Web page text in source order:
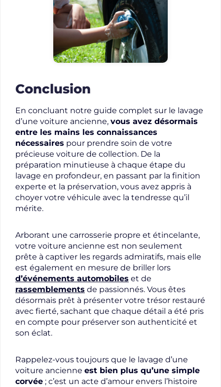
Conclusion
En concluant notre guide complet sur le lavage
d’une voiture ancienne, vous avez désormais
entre les mains les connaissances
nécessaires pour prendre soin de votre
précieuse voiture de collection. De la
préparation minutieuse à chaque étape du
lavage en profondeur, en passant par la finition
experte et la préservation, vous avez appris à
choyer votre véhicule avec la tendresse qu’il
mérite.
Arborant une carrosserie propre et étincelante,
votre voiture ancienne est non seulement
prête à captiver les regards admiratifs, mais elle
est également en mesure de briller lors
d’événements automobiles et de
rassemblements de passionnés. Vous êtes
désormais prêt à présenter votre trésor restauré
avec fierté, sachant que chaque détail a été pris
en compte pour préserver son authenticité et
son éclat.
Rappelez-vous toujours que le lavage d’une
voiture ancienne est bien plus qu’une simple
corvée ; c’est un acte d’amour envers l’histoire